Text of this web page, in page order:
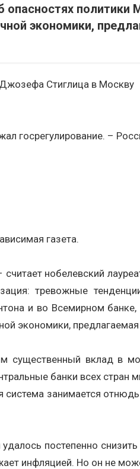
опасностях
экономики,
Стиглица в Москву
госрегулирование. –
газета.
нобелевский
тревожные
и во Всемирном
существенный вклад в
банки всех
занимается
постепенно
инфляцией. Но он не